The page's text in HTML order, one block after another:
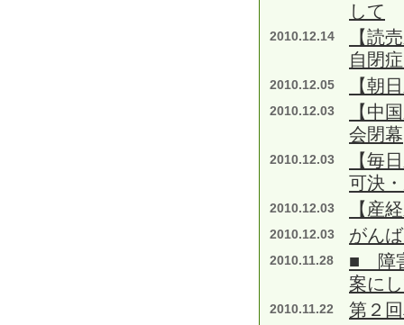
して
2010.12.14
【読
自閉
2010.12.05 【朝
2010.12.03
【中
会閉幕
2010.12.03
【毎
可決
2010.12.03 【産
2010.12.03 がん
2010.11.28
■ 障
案に
2010.11.22 第２